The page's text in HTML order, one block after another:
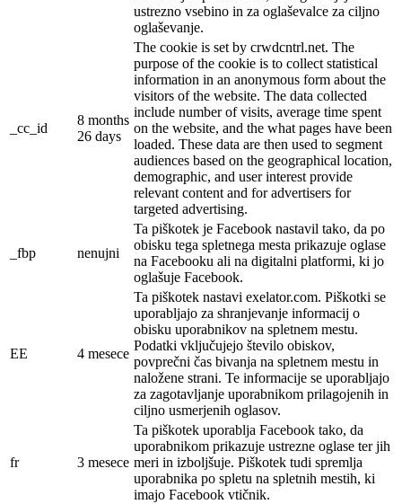
ustrezno vsebino in za oglaševalce za ciljno
oglaševanje.
_cc_id
8 months
26 days
The cookie is set by crwdcntrl.net. The
purpose of the cookie is to collect statistical
information in an anonymous form about the
visitors of the website. The data collected
include number of visits, average time spent
on the website, and the what pages have been
loaded. These data are then used to segment
audiences based on the geographical location,
demographic, and user interest provide
relevant content and for advertisers for
targeted advertising.
_fbp nenujni
Ta piškotek je Facebook nastavil tako, da po
obisku tega spletnega mesta prikazuje oglase
na Facebooku ali na digitalni platformi, ki jo
oglašuje Facebook.
EE 4 mesece
Ta piškotek nastavi exelator.com. Piškotki se
uporabljajo za shranjevanje informacij o
obisku uporabnikov na spletnem mestu.
Podatki vključujejo število obiskov,
povprečni čas bivanja na spletnem mestu in
naložene strani. Te informacije se uporabljajo
za zagotavljanje uporabnikom prilagojenih in
ciljno usmerjenih oglasov.
fr 3 mesece
Ta piškotek uporablja Facebook tako, da
uporabnikom prikazuje ustrezne oglase ter jih
meri in izboljšuje. Piškotek tudi spremlja
uporabnika po spletu na spletnih mestih, ki
imajo Facebook vtičnik.